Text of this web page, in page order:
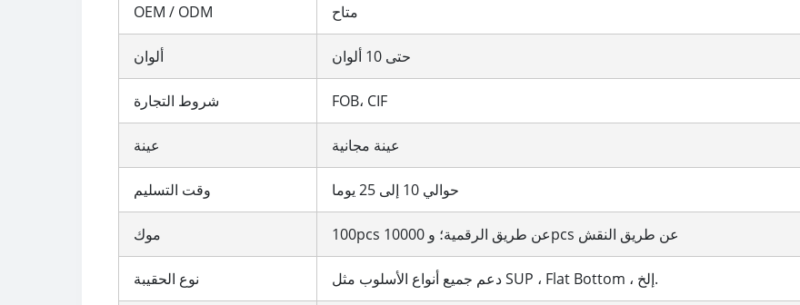
OEM / ODM متاح
ألوان حتى 10 ألوان
شروط التجارة FOB، CIF
عينة عينة مجانية
وقت التسليم حوالي 10 إلى 25 يوما
موك 100pcs عن طريق الرقمية؛ و 10000pcs عن طريق النقش
نوع الحقيبة دعم جميع أنواع الأسلوب مثل SUP ، Flat Bottom ، إلخ.